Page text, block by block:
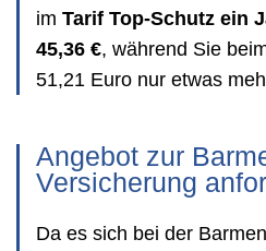
im Tarif Top-Schutz ein
45,36 €, während Sie
51,21 Euro nur etwas
Angebot zur
Versicherung
Da es sich bei der